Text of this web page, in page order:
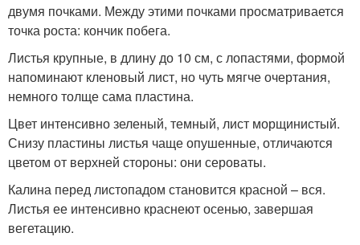
двумя почками. Между этими почками просматривается
точка роста: кончик побега.
Листья крупные, в длину до 10 см, с лопастями, формой
напоминают кленовый лист, но чуть мягче очертания,
немного толще сама пластина.
Цвет интенсивно зеленый, темный, лист морщинистый.
Снизу пластины листья чаще опушенные, отличаются
цветом от верхней стороны: они сероваты.
Калина перед листопадом становится красной – вся.
Листья ее интенсивно краснеют осенью, завершая
вегетацию.